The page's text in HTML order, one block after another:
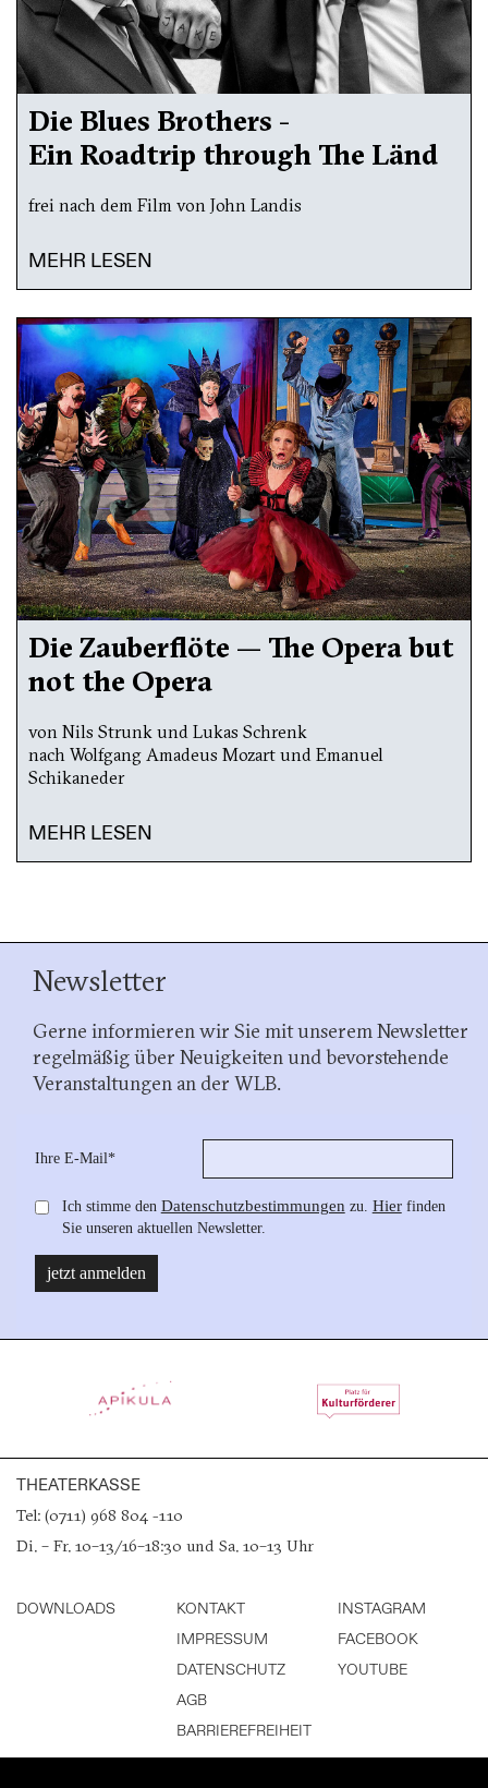
Die Blues Brothers -
Ein Roadtrip through The Länd
frei nach dem Film von John Landis
MEHR LESEN
Die Zauberflöte — The Opera but
not the Opera
von Nils Strunk und Lukas Schrenk
nach Wolfgang Amadeus Mozart und Emanuel
Schikaneder
MEHR LESEN
Newsletter
Gerne informieren wir Sie mit unserem Newsletter
regelmäßig über Neuigkeiten und bevorstehende
Veranstaltungen an der WLB.
THEATERKASSE
Tel: (0711) 968 804 -110
Di. – Fr. 10–13/16–18:30 und Sa. 10–13 Uhr
DOWNLOADS
KONTAKT
IMPRESSUM
DATENSCHUTZ
AGB
BARRIEREFREIHEIT
INSTAGRAM
FACEBOOK
YOUTUBE